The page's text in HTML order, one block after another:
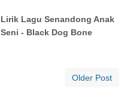
Lirik Lagu Senandong Anak
Seni - Black Dog Bone
Older Post